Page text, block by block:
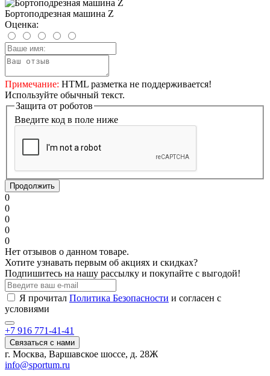
Бортоподрезная машина Z
Оценка:
Примечание: HTML разметка не поддерживается!
Используйте обычный текст.
Защита от роботов
Введите код в поле ниже
Продолжить
0
0
0
0
0
Нет отзывов о данном товаре.
Хотите узнавать первым об акциях и скидках?
Подпишитесь на нашу рассылку и покупайте с выгодой!
Я прочитал Политика Безопасности и согласен с
условиями
+7 916 771-41-41
Связаться с нами
г. Москва, Варшавское шоссе, д. 28Ж
info@sportum.ru